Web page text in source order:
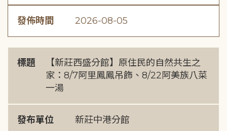
發佈時間 2026-08-05
標題
【新莊西盛分館】原住民的自然共生之
家：8/7阿里鳳鳳吊飾、8/22阿美族八菜
一湯
發布單位 新莊中港分館